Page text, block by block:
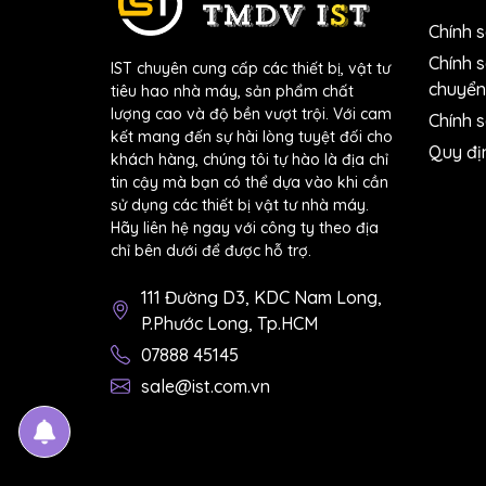
Ngành công nghiệp điện tử:
Giày phân tán tĩnh điện thường được sử
nhạy cảm dễ bị hỏng do phóng tĩnh điện.
Ngành y tế và dược phẩm :
Trong các cơ sở y tế và sản xuất dược
chặn tĩnh điện tích tụ làm ảnh hưởng đến
Nhà máy chế tạo máy móc:
Các khu vực chế tạo, lắp ráp máy móc
Ngành sản xuất hóa chất:
Trong các nhà máy sản xuất hóa chất,
bảo vệ người lao động và tránh nguy cơ
Giày phân tán tĩnh điện giúp duy trì mức độ
IST chuyên cung cấp các thiết bị, vật tư
tiêu hao nhà máy, sản phẩm chất
lượng cao và độ bền vượt trội. Với cam
kết mang đến sự hài lòng tuyệt đối cho
khách hàng, chúng tôi tự hào là địa chỉ
tin cậy mà bạn có thể dựa vào khi cần
sử dụng các thiết bị vật tư nhà máy.
Hãy liên hệ ngay với công ty theo địa
chỉ bên dưới để được hỗ trợ.
111 Đường D3, KDC Nam Long,
P.Phước Long, Tp.HCM
07888 45145
sale@ist.com.vn
Chính
Chính
chuyển
Chính
Quy